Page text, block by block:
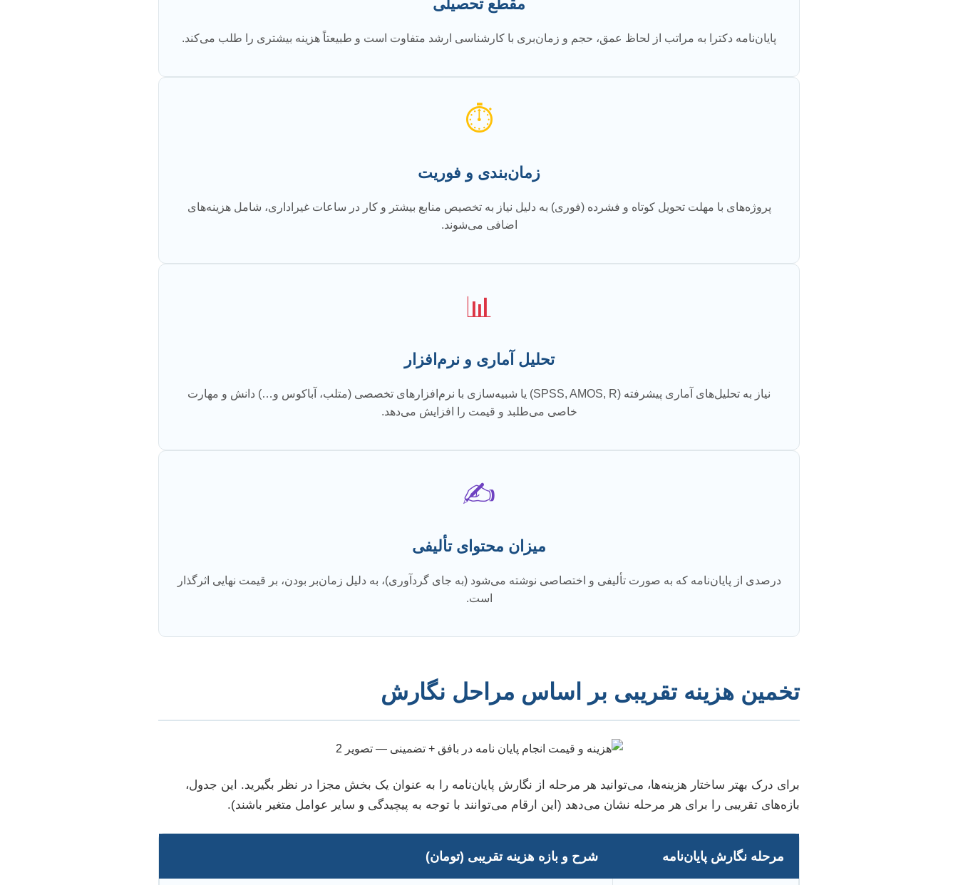
مقطع تحصیلی
پایان‌نامه دکترا به مراتب از لحاظ عمق، حجم و زمان‌بری با کارشناسی ارشد متفاوت است و طبیعتاً هزینه بیشتری را طلب می‌کند.
⏱️
زمان‌بندی و فوریت
پروژه‌های با مهلت تحویل کوتاه و فشرده (فوری) به دلیل نیاز به تخصیص منابع بیشتر و کار در ساعات غیراداری، شامل هزینه‌های
اضافی می‌شوند.
📊
تحلیل آماری و نرم‌افزار
نیاز به تحلیل‌های آماری پیشرفته (SPSS, AMOS, R) یا شبیه‌سازی با نرم‌افزارهای تخصصی (متلب، آباکوس و…) دانش و مهارت
خاصی می‌طلبد و قیمت را افزایش می‌دهد.
✍️
میزان محتوای تألیفی
درصدی از پایان‌نامه که به صورت تألیفی و اختصاصی نوشته می‌شود (به جای گردآوری)، به دلیل زمان‌بر بودن، بر قیمت نهایی اثرگذار
است.
تخمین هزینه تقریبی بر اساس مراحل نگارش
برای درک بهتر ساختار هزینه‌ها، می‌توانید هر مرحله از نگارش پایان‌نامه را به عنوان یک بخش مجزا در نظر بگیرید. این جدول،
بازه‌های تقریبی را برای هر مرحله نشان می‌دهد (این ارقام می‌توانند با توجه به پیچیدگی و سایر عوامل متغیر باشند).
مرحله نگارش پایان‌نامه شرح و بازه هزینه تقریبی (تومان)